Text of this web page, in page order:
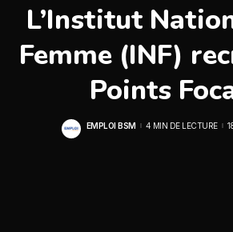
L’Institut
Femme (INF)
Points
POSTED
EMPLOI BSM 4 MIN DE LECTURE